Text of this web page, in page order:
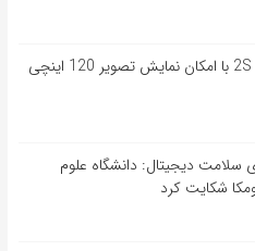
پروژکتور شیائومی می 2S با امکان نمایش تصویر 120 اینچی
سلامت دیجیتال: دانشگاه علوم
شکایت کرد